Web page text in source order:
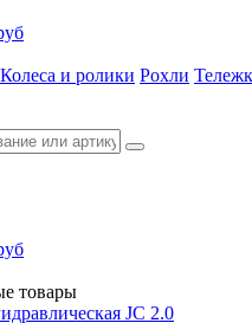
Колеса и ролики Рохли
товары